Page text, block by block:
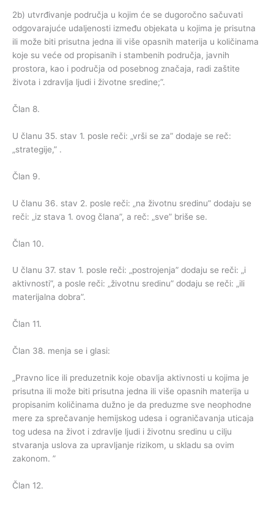
2b) utvrđivanje područja u kojim će se dugoročno sačuvati
odgovarajuće udaljenosti između objekata u kojima je prisutna
ili može biti prisutna jedna ili više opasnih materija u količinama
koje su veće od propisanih i stambenih područja, javnih
prostora, kao i područja od posebnog značaja, radi zaštite
života i zdravlja ljudi i životne sredine;”.
Član 8.
U članu 35. stav 1. posle reči: „vrši se za” dodaje se reč:
„strategije,” .
Član 9.
U članu 36. stav 2. posle reči: „na životnu sredinu” dodaju se
reči: „iz stava 1. ovog člana”, a reč: „sve” briše se.
Član 10.
U članu 37. stav 1. posle reči: „postrojenja” dodaju se reči: „i
aktivnosti”, a posle reči: „životnu sredinu” dodaju se reči: „ili
materijalna dobra”.
Član 11.
Član 38. menja se i glasi:
„Pravno lice ili preduzetnik koje obavlja aktivnosti u kojima je
prisutna ili može biti prisutna jedna ili više opasnih materija u
propisanim količinama dužno je da preduzme sve neophodne
mere za sprečavanje hemijskog udesa i ograničavanja uticaja
tog udesa na život i zdravlje ljudi i životnu sredinu u cilju
stvaranja uslova za upravljanje rizikom, u skladu sa ovim
zakonom. ”
Član 12.